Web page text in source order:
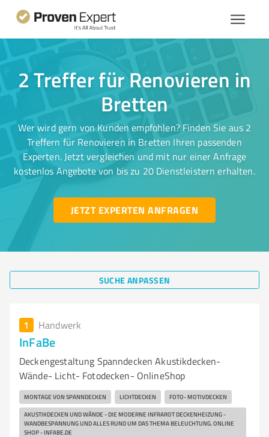
2 Treffer für Renovieren in
Bretten
Wer wird gern von Kunden empfohlen? Finden Sie aus 2
Treffern für Renovieren in Bretten Ihren passenden
Experten. Jetzt vergleichen und mit nur einer Anfrage
kostenlos Angebote von bis zu 20 Dienstleistern erhalten.
JETZT EXPERTEN ANFRAGEN
SUCHE ANPASSEN
1 Handwerk
InFaBe
Deckengestaltung Spanndecken Akustikdecken-
Wände- Licht- Fotodecken- OnlineShop
MONTAGE VON SPANNDECKEN LICHTDECKEN FOTO- MOTIVDECKEN
AKUSTIKDECKEN UND WÄNDE - DIE MODERNE INFRAROT DECKENHEIZUNG -
WANDBESPANNUNG UND ALLES RUND UM DAS THEMA BELEUCHTUNG. ONLINE
SHOP - INFABE.DE